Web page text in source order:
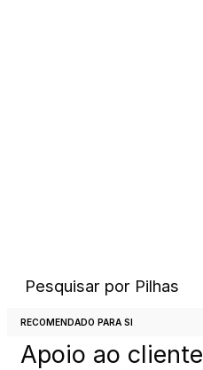
Pesquisar por Pilhas
RECOMENDADO PARA SI
Chamada para rede fixa Nacional
Apoio ao cliente